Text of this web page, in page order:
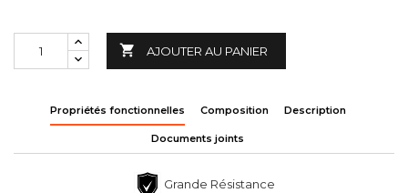
 AJOUTER AU PANIER
Propriétés fonctionnelles Composition Description
Documents joints
Grande Résistance